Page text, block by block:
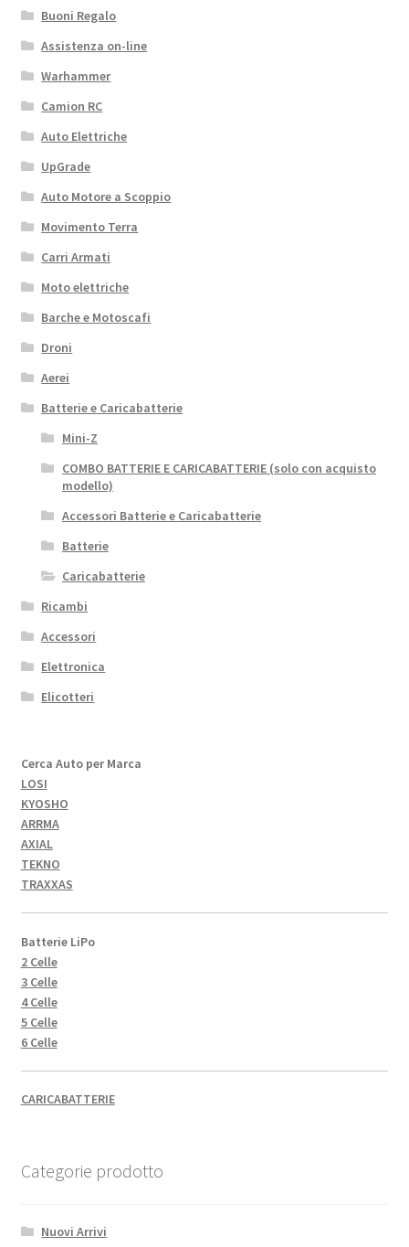
Buoni Regalo
Assistenza on-line
Warhammer
Camion RC
Auto Elettriche
UpGrade
Auto Motore a Scoppio
Movimento Terra
Carri Armati
Moto elettriche
Barche e Motoscafi
Droni
Aerei
Batterie e Caricabatterie
Mini-Z
COMBO BATTERIE E CARICABATTERIE (solo con acquisto
modello)
Accessori Batterie e Caricabatterie
Batterie
Caricabatterie
Ricambi
Accessori
Elettronica
Elicotteri
Cerca Auto per Marca
LOSI
KYOSHO
ARRMA
AXIAL
TEKNO
TRAXXAS
Batterie LiPo
2 Celle
3 Celle
4 Celle
5 Celle
6 Celle
CARICABATTERIE
Categorie prodotto
Nuovi Arrivi